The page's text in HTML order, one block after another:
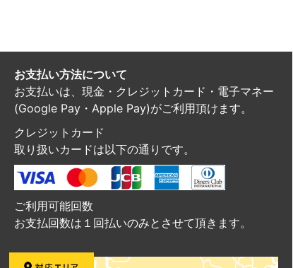
お支払い方法について
お支払いは、現金・クレジットカード・電子マネー
(Google Pay・Apple Pay)がご利用頂けます。
クレジットカード
取り扱いカードは以下の通りです。
ご利用可能回数
お支払回数は１回払いのみとさせて頂きます。